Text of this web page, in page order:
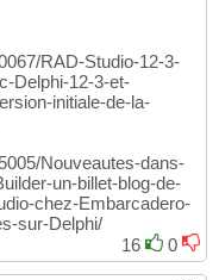
RAD-Studio-12-3-
Delphi-12-3-et-
initiale-de-la-
Nouveautes-dans-
un-billet-blog-de-
chez-Embarcadero-
sur-Delphi/
16
0